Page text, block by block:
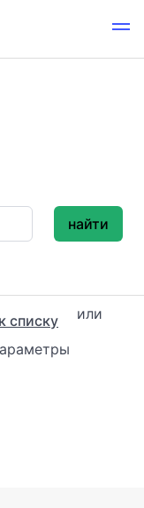
найти
списку
или